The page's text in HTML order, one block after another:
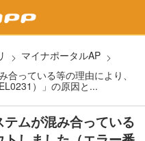
マイナポータルAP
合っている等の理由により、
）」の原因と...
テムが混み合っている